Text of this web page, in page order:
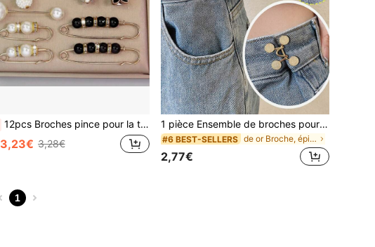
12pcs Broches pince pour la taille pour la fixation, pour empêcher l\"exposition sur la robe décolletée et pour la décoration pour manteau, cardigan, pull
3,23€ 3,28€
1 pièce Ensemble de broches pour femmes, comprend une broche de taille, broche de pantalon en alliage sans épingle en forme de marguerite, broche de taille réglable pour jeans, accessoires de vêtements (carte non incluse)
#6 BEST-SELLERS de or Broche, épinglette et écharpe pour femme
2,77€
1